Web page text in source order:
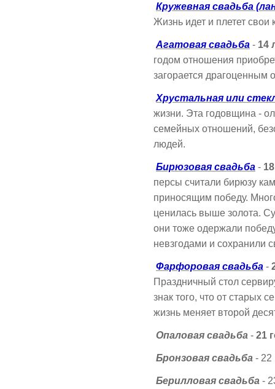
Кружевная свадьба
Жизнь идет и плетет свои
Агатовая свадьба - 14
годом отношения
загорается драгоценным
Хрустальная или
жизни. Эта годовщина -
семейных отношений,
людей.
Бирюзовая свадьба -
персы считали бирюзу
приносящим победу.
ценилась выше золота.
они тоже одержали
невзгодами и сохранили
Фарфоровая свадьба -
Праздничный стол
знак того, что от старых
жизнь меняет второй
Опаловая свадьба - 21
Бронзовая свадьба - 22
Берилловая свадьба -